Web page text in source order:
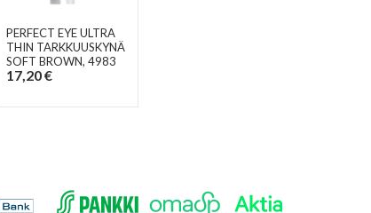
PERFECT EYE ULTRA
THIN TARKKUUSKYNÄ
SOFT BROWN, 4983
17,20 €